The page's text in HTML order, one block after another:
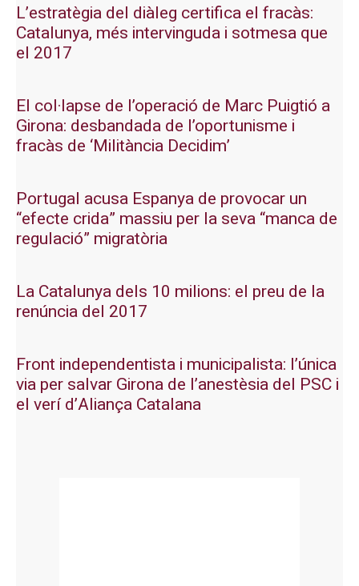
L’estratègia del diàleg certifica el fracàs:
Catalunya, més intervinguda i sotmesa que
el 2017
El col·lapse de l’operació de Marc Puigtió a
Girona: desbandada de l’oportunisme i
fracàs de ‘Militància Decidim’
Portugal acusa Espanya de provocar un
“efecte crida” massiu per la seva “manca de
regulació” migratòria
La Catalunya dels 10 milions: el preu de la
renúncia del 2017
Front independentista i municipalista: l’única
via per salvar Girona de l’anestèsia del PSC i
el verí d’Aliança Catalana